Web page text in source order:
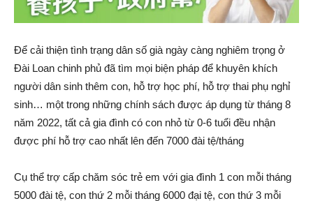
Để cải thiện tình trạng dân số già ngày càng nghiêm trọng ở
Đài Loan chinh phủ đã tìm mọi biện pháp để khuyên khích
người dân sinh thêm con, hỗ trợ học phí, hỗ trợ thai phụ nghỉ
sinh… một trong những chính sách được áp dụng từ tháng 8
năm 2022, tất cả gia đình có con nhỏ từ 0-6 tuổi đều nhận
được phí hỗ trợ cao nhất lên đến 7000 đài tệ/tháng
Cụ thể trợ cấp chăm sóc trẻ em với gia đình 1 con mỗi tháng
5000 đài tệ, con thứ 2 mỗi tháng 6000 đại tệ, con thứ 3 mỗi